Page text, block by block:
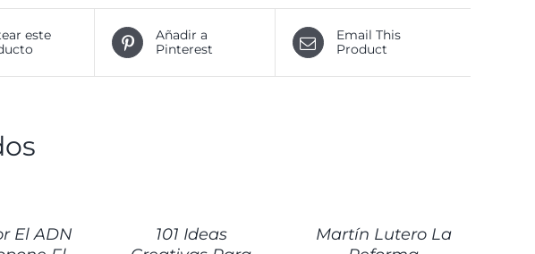
este
Añadir a
Pinterest
Email This
Product
El ADN
101 Ideas
Martín Lutero La